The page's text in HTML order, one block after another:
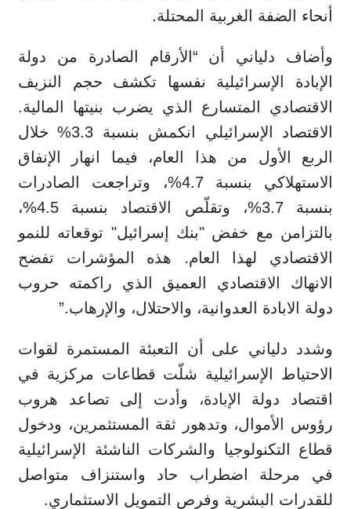
أنحاء الضفة الغربية المحتلة.
وأضاف دلياني أن “الأرقام الصادرة من دولة
الإبادة الإسرائيلية نفسها تكشف حجم النزيف
الاقتصادي المتسارع الذي يضرب بنيتها المالية.
الاقتصاد الإسرائيلي انكمش بنسبة 3.3% خلال
الربع الأول من هذا العام، فيما انهار الإنفاق
الاستهلاكي بنسبة 4.7%، وتراجعت الصادرات
بنسبة 3.7%، وتقلّص الاقتصاد بنسبة 4.5%،
بالتزامن مع خفض "بنك إسرائيل" توقعاته للنمو
الاقتصادي لهذا العام. هذه المؤشرات تفضح
الانهاك الاقتصادي العميق الذي راكمته حروب
دولة الابادة العدوانية، والاحتلال، والإرهاب.”
وشدد دلياني على أن التعبئة المستمرة لقوات
الاحتياط الإسرائيلية شلّت قطاعات مركزية في
اقتصاد دولة الإبادة، وأدت إلى تصاعد هروب
رؤوس الأموال، وتدهور ثقة المستثمرين، ودخول
قطاع التكنولوجيا والشركات الناشئة الإسرائيلية
في مرحلة اضطراب حاد واستنزاف متواصل
للقدرات البشرية وفرص التمويل الاستثماري.